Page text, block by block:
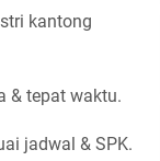
kantong
& tepat waktu.
jadwal & SPK.